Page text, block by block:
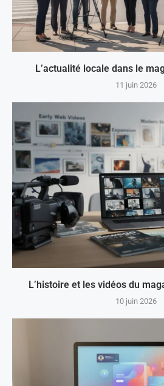
L’actualité locale dans le
11 juin 2026
L’histoire et les vidéos du
10 juin 2026